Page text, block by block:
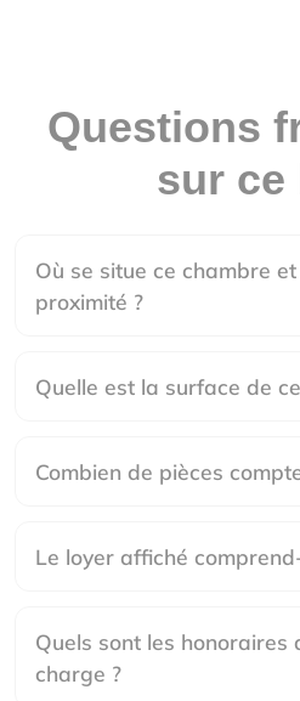
Questions
sur ce
Où se situe ce chambre
proximité ?
Quelle est la surface de
Combien de pièces
Le loyer affiché
Quels sont les honoraires
charge ?